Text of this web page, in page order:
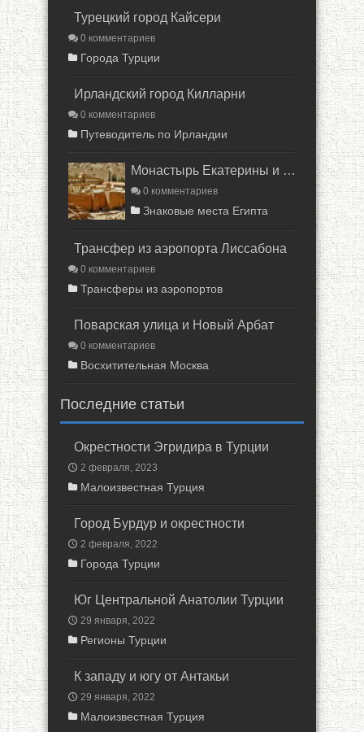
Турецкий город Кайсери
0 комментариев
Города Турции
Ирландский город Килларни
0 комментариев
Путеводитель по Ирландии
Монастырь Екатерины и Синай
0 комментариев
Знаковые места Египта
Трансфер из аэропорта Лиссабона
0 комментариев
Трансферы из аэропортов
Поварская улица и Новый Арбат
0 комментариев
Восхитительная Москва
Последние статьи
Окрестности Эгридира в Турции
2 февраля, 2023
Малоизвестная Турция
Город Бурдур и окрестности
2 февраля, 2022
Города Турции
Юг Центральной Анатолии Турции
29 января, 2022
Регионы Турции
К западу и югу от Антакьи
29 января, 2022
Малоизвестная Турция